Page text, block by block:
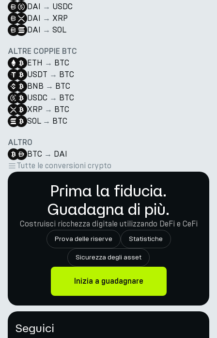
DAI → USDC
DAI → XRP
DAI → SOL
ALTRE COPPIE BTC
ETH → BTC
USDT → BTC
BNB → BTC
USDC → BTC
XRP → BTC
SOL → BTC
ALTRO
BTC → DAI
Tutte le conversioni crypto
Prima la fiducia.
Guadagna di più.
Costruisci ricchezza digitale utilizzando DeFi e CeFi
Prova delle riserve Statistiche
Sicurezza degli asset
Inizia a guadagnare
Seguici